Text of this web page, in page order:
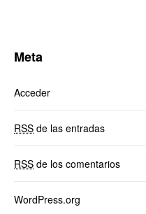
Meta
Acceder
RSS de las entradas
RSS de los comentarios
WordPress.org